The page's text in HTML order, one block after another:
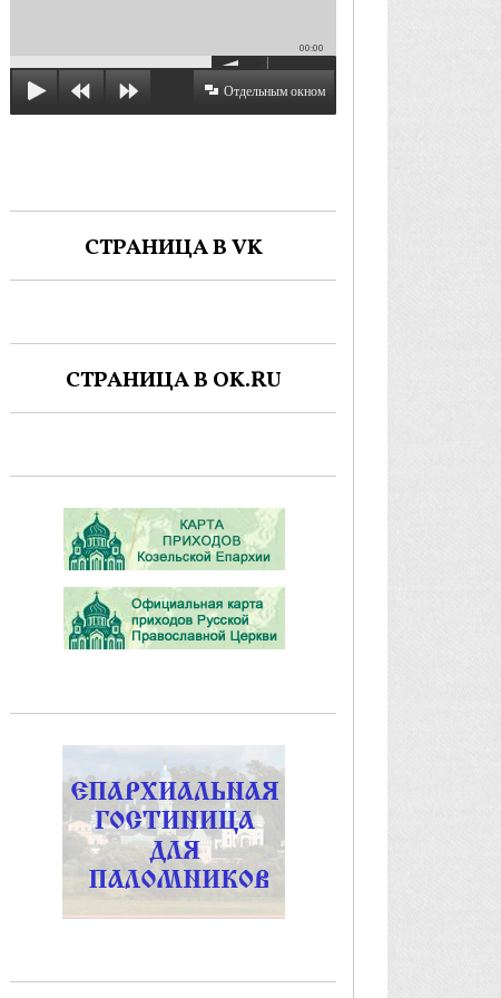
00:00
Отдельным окном
СТРАНИЦА В VK
СТРАНИЦА В OK.RU